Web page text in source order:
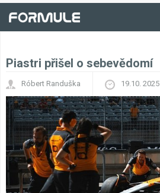
Piastri přišel o sebevědomí
Róbert Randuška 19.10. 2025